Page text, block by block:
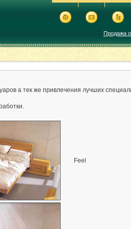
Продажа
а тек же привлечения лучших
Feel